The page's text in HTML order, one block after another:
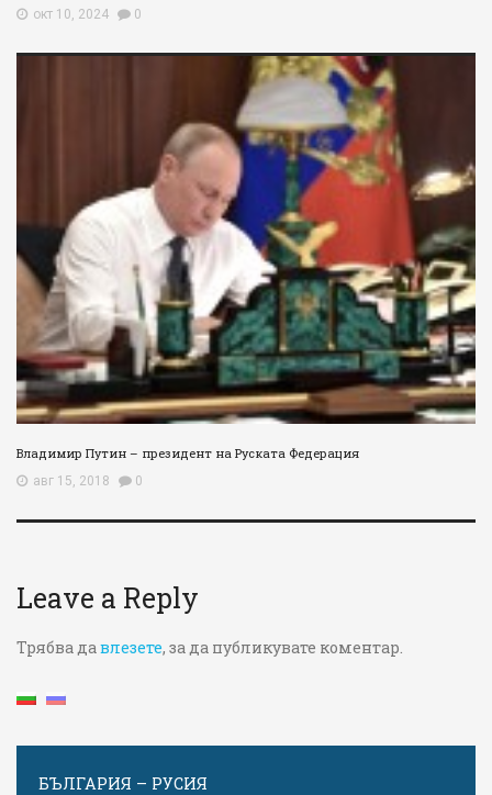
окт 10, 2024 0
Владимир Путин – президент на Руската Федерация
авг 15, 2018 0
Leave a Reply
Трябва давлезете, за да публикувате коментар.
БЪЛГАРИЯ – РУСИЯ